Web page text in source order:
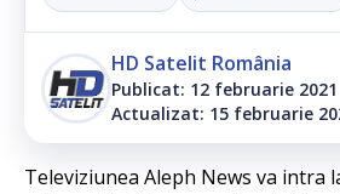
HD Satelit România
Publicat: 12 februarie 2021
Actualizat: 15 februarie
Televiziunea Aleph News va intra